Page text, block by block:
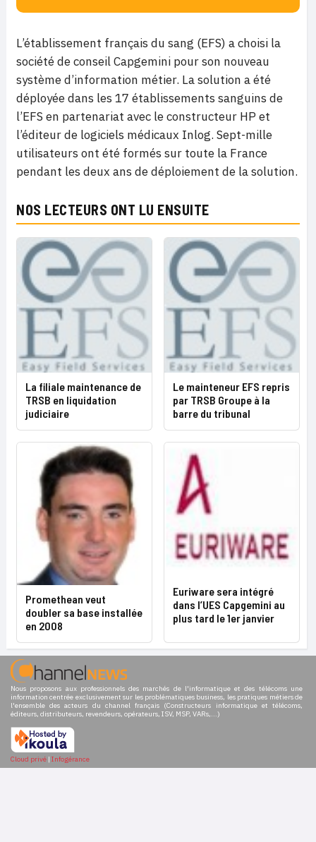
L’établissement français du sang (EFS) a choisi la
société de conseil Capgemini pour son nouveau
système d’information métier. La solution a été
déployée dans les 17 établissements sanguins de
l’EFS en partenariat avec le constructeur HP et
l’éditeur de logiciels médicaux Inlog. Sept-mille
utilisateurs ont été formés sur toute la France
pendant les deux ans de déploiement de la solution.
NOS LECTEURS ONT LU ENSUITE
La filiale maintenance de
TRSB en liquidation
judiciaire
Le mainteneur EFS repris
par TRSB Groupe à la
barre du tribunal
Promethean veut
doubler sa base installée
en 2008
Euriware sera intégré
dans l’UES Capgemini au
plus tard le 1er janvier
Nous proposons aux professionnels des marchés de l'informatique et des télécoms une
information centrée exclusivement sur les problématiques business, les pratiques métiers de
l'ensemble des acteurs du channel français (Constructeurs informatique et télécoms,
éditeurs, distributeurs, revendeurs, opérateurs, ISV, MSP, VARs,...)
Cloud privé | Infogérance